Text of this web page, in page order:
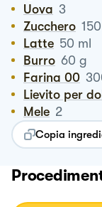
Uova 3
Zucchero 150
Latte 50 ml
Burro 60 g
Farina 00
Lievito per
Mele 2
Copia